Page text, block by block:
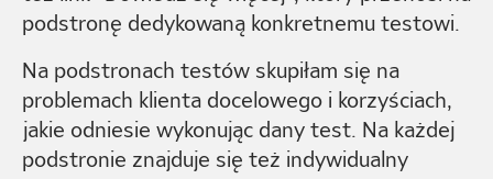
podstronę dedykowaną konkretnemu testowi.
Na podstronach testów skupiłam się na
problemach klienta docelowego i korzyściach,
jakie odniesie wykonując dany test. Na każdej
podstronie znajduje się też indywidualny